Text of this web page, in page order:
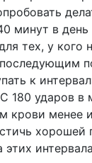
минут в
тех, у кого
последующим
к
180 ударов в
крови менее
хорошей